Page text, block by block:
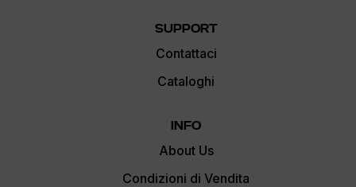
SUPPORT
Contattaci
Cataloghi
INFO
About Us
Condizioni di Vendita